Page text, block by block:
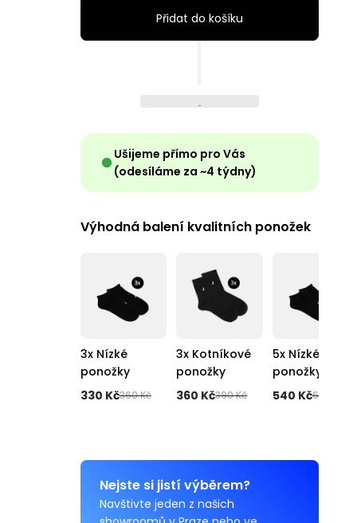
Přidat do košíku
Ušijeme přímo pro Vás
(odesíláme za ~4 týdny)
Výhodná balení kvalitních ponožek
3x Nízké
ponožky
330 Kč360 Kč
3x Kotníkové
ponožky
360 Kč390 Kč
5x Nízké
ponožky
540 Kč600 Kč
Nejste si jistí výběrem?
Navštivte jeden z našich